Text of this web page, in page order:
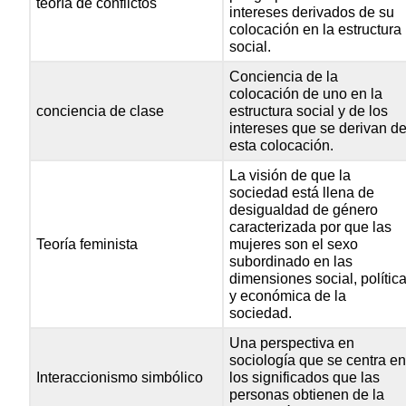
intereses derivados de su
colocación en la estructura
social.
conciencia de clase
Conciencia de la
colocación de uno en la
estructura social y de los
intereses que se derivan de
esta colocación.
Teoría feminista
La visión de que la
sociedad está llena de
desigualdad de género
caracterizada por que las
mujeres son el sexo
subordinado en las
dimensiones social, política
y económica de la
sociedad.
Interaccionismo simbólico
Una perspectiva en
sociología que se centra en
los significados que las
personas obtienen de la